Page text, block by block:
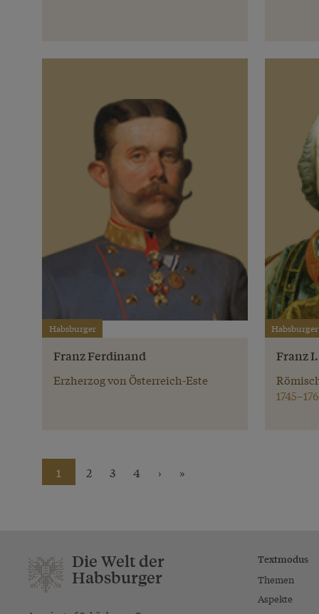
Habsburger
Franz Ferdinand
Erzherzog von Österreich-Este
Franz
1 2 3 4 › »
Die Welt der
Habsburger
Textmodus
Themen
Aspekte